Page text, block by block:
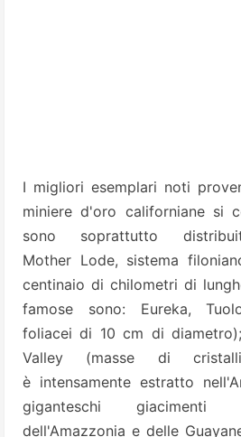
I migliori esemplari noti
miniere d'oro californiane si
sono soprattutto
Mother Lode, sistema
centinaio di chilometri di
famose sono: Eureka,
foliacei di 10 cm di
Valley (masse di
è intensamente estratto
giganteschi giacimenti
dell'Amazzonia e delle